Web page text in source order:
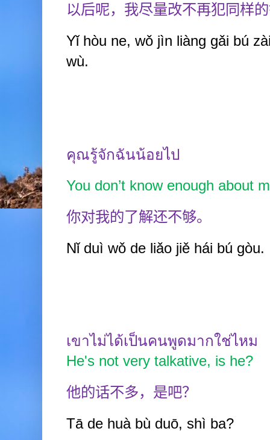
以后呢，我尽量改不再犯同样
Yǐ hòu ne, wǒ jìn liàng gǎi bú
wù.
คุณรู้จักฉันน้อยไป
You don’t know enough about
你对我的了解还不够。
Nǐ duì wǒ de liǎo jiě hái bú gòu.
เขาไม่ได้เป็นคนพูดมากใช่ไหม
He's not very talkative, is he?
他的话不多，是吧？
Tā de huà bù duō, shì ba?